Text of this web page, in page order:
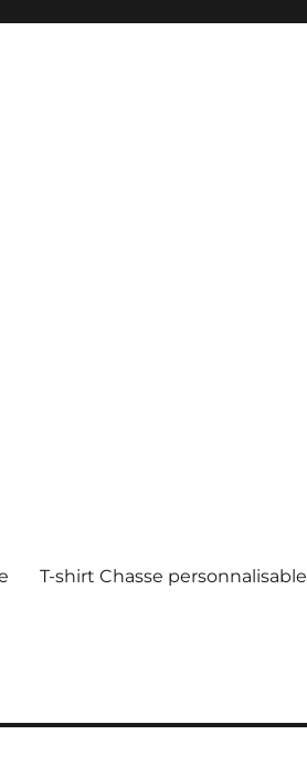
T-shirt Chasse personnalisable